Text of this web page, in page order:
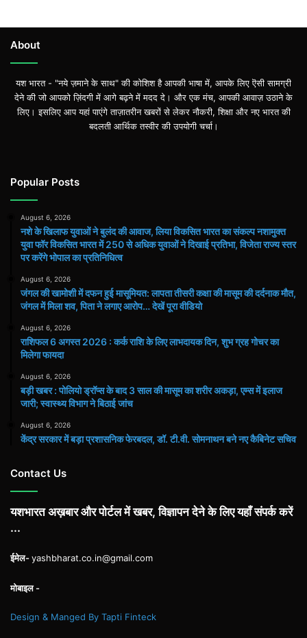
About
यश भारत - "नये ज़माने के साथ" की कोशिश है आपकी भाषा में, आपके लिए ऎसी सामग्री
देने की जो आपको ज़िंदगी में आगे बढ़ने में मदद दे। और एक मंच, आपकी आवाज़ उठाने के
लिए। इसलिए आप यहां पाएंगे ताज़ातरीन खबरों से लेकर नौकरी, शिक्षा और नए भारत की
बदलती आर्थिक तस्वीर की उपयोगी चर्चा।
Popular Posts
August 6, 2026
नशे के खिलाफ युवाओं ने बुलंद की आवाज, लिया विकसित भारत का संकल्प नशामुक्त
युवा फॉर विकसित भारत में 250 से अधिक युवाओं ने दिखाई प्रतिभा, विजेता राज्य स्तर
पर करेंगे भोपाल का प्रतिनिधित्व
August 6, 2026
जंगल की खामोशी में दफन हुई मासूमियत: लापता तीसरी कक्षा की मासूम की दर्दनाक मौत,
जंगल में मिला शव, पिता ने लगाए आरोप… देखें पूरा वीडियो
August 6, 2026
राशिफल 6 अगस्त 2026 : कर्क राशि के लिए लाभदायक दिन, शुभ ग्रह गोचर का
मिलेगा फायदा
August 6, 2026
बड़ी खबर : पोलियो ड्रॉप्स के बाद 3 साल की मासूम का शरीर अकड़ा, एम्स में इलाज
जारी; स्वास्थ्य विभाग ने बिठाई जांच
August 6, 2026
केंद्र सरकार में बड़ा प्रशासनिक फेरबदल, डॉ. टी.वी. सोमनाथन बने नए कैबिनेट सचिव
Contact Us
यशभारत अख़बार और पोर्टल में खबर, विज्ञापन देने के लिए यहाँ संपर्क करें
...
ईमेल-yashbharat.co.in@gmail.com
मोबाइल -
Design & Manged By Tapti Finteck